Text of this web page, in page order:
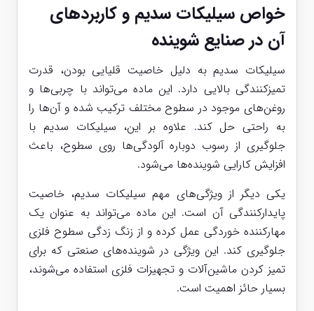
خواصسیلیکات سدیم و کاربردهای
آن در صنایع شوینده
سیلیکات سدیم به دلیل خاصیت قلیایی بودن، قدرت
تمیزکنندگی بالایی دارد. این ماده می‌تواند با چربی‌ها و
روغن‌های موجود در سطوح مختلف ترکیب شده و آن‌ها را
به راحتی حل کند. علاوه بر این، سیلیکات سدیم با
جلوگیری از رسوب دوباره آلودگی‌ها روی سطوح، باعث
افزایش کارایی شوینده‌ها می‌شود.
یکی دیگر از ویژگی‌های مهم سیلیکات سدیم، خاصیت
پایدارکنندگی آن است. این ماده می‌تواند به عنوان یک
مهارکننده خوردگی عمل کرده و از زنگ زدگی سطوح فلزی
جلوگیری کند. این ویژگی در شوینده‌های صنعتی که برای
تمیز کردن ماشین‌آلات و تجهیزات فلزی استفاده می‌شوند،
بسیار حائز اهمیت است.